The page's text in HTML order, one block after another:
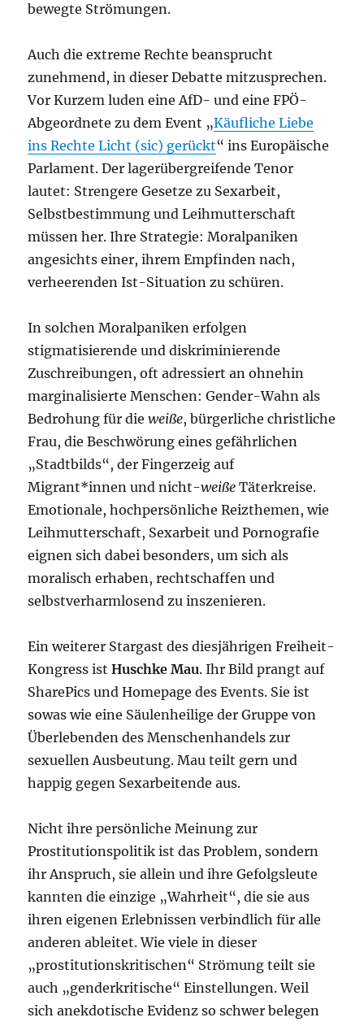
bewegte Strömungen.
Auch die extreme Rechte beansprucht
zunehmend, in dieser Debatte mitzusprechen.
Vor Kurzem luden eine AfD- und eine FPÖ-
Abgeordnete zu dem Event „Käufliche Liebe
ins Rechte Licht (sic) gerückt“ ins Europäische
Parlament. Der lagerübergreifende Tenor
lautet: Strengere Gesetze zu Sexarbeit,
Selbstbestimmung und Leihmutterschaft
müssen her. Ihre Strategie: Moralpaniken
angesichts einer, ihrem Empfinden nach,
verheerenden Ist-Situation zu schüren.
In solchen Moralpaniken erfolgen
stigmatisierende und diskriminierende
Zuschreibungen, oft adressiert an ohnehin
marginalisierte Menschen: Gender-Wahn als
Bedrohung für dieweiße, bürgerliche christliche
Frau, die Beschwörung eines gefährlichen
„Stadtbilds“, der Fingerzeig auf
Migrant*innen und nicht-weiße Täterkreise.
Emotionale, hochpersönliche Reizthemen, wie
Leihmutterschaft, Sexarbeit und Pornografie
eignen sich dabei besonders, um sich als
moralisch erhaben, rechtschaffen und
selbstverharmlosend zu inszenieren.
Ein weiterer Stargast des diesjährigen Freiheit-
Kongress istHuschke Mau. Ihr Bild prangt auf
SharePics und Homepage des Events. Sie ist
sowas wie eine Säulenheilige der Gruppe von
Überlebenden des Menschenhandels zur
sexuellen Ausbeutung. Mau teilt gern und
happig gegen Sexarbeitende aus.
Nicht ihre persönliche Meinung zur
Prostitutionspolitik ist das Problem, sondern
ihr Anspruch, sie allein und ihre Gefolgsleute
kannten die einzige „Wahrheit“, die sie aus
ihren eigenen Erlebnissen verbindlich für alle
anderen ableitet. Wie viele in dieser
„prostitutionskritischen“ Strömung teilt sie
auch „genderkritische“ Einstellungen. Weil
sich anekdotische Evidenz so schwer belegen